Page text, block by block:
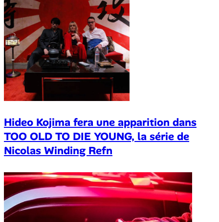
Hideo Kojima fera une apparition dans
TOO OLD TO DIE YOUNG, la série de
Nicolas Winding Refn